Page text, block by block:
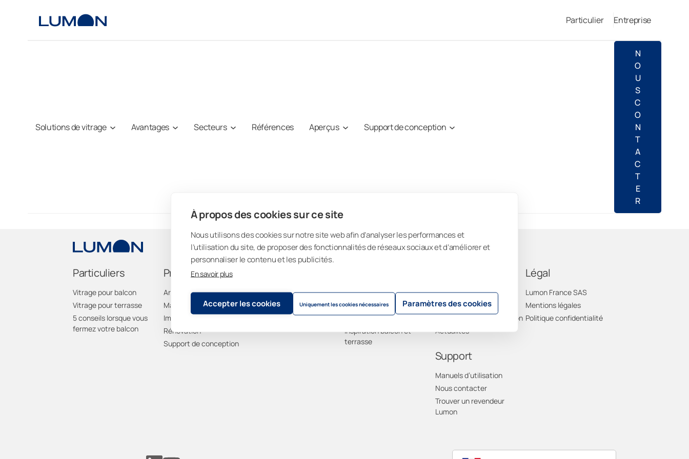
À propos des cookies sur ce site
Nous utilisons des cookies sur notre site web afin d’analyser les performances et
l’utilisation du site, de proposer des fonctionnalités de réseaux sociaux et d’améliorer et
personnaliser le contenu et les publicités.
En savoir plus
Accepter les cookies Uniquement les cookies nécessaires Paramètres des cookies
Particulier Entreprise
Solutions de vitrage Avantages Secteurs Références Aperçus Support de conception
N
O
U
S
C
O
N
T
A
C
T
E
R
Particuliers
Vitrage pour balcon
Vitrage pour terrasse
5 conseils lorsque vous
fermez votre balcon
Professionnels
Architectes
Maîtres d’ouvrage
Immobiliers
Rénovation
Support de conception
Vitrages Lumon
Garde-corps Lumon
Visor Stores
Références
Avantages
Galerie
Inspiration balcon et
terrasse
À propos de nous
Durabilité
Devenez partenaire Lumon
Actualités
Support
Manuels d’utilisation
Nous contacter
Trouver un revendeur
Lumon
Légal
Lumon France SAS
Mentions légales
Politique confidentialité